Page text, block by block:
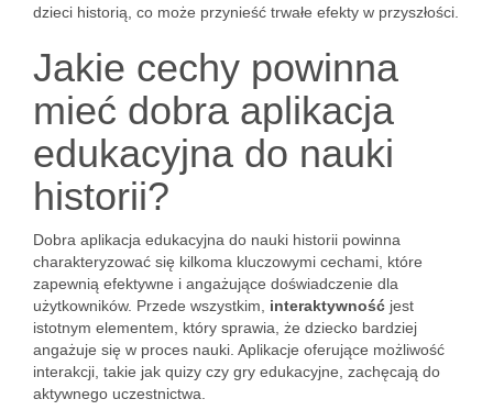
dzieci historią, co może przynieść trwałe efekty w przyszłości.
Jakie cechy powinna
mieć dobra aplikacja
edukacyjna do nauki
historii?
Dobra aplikacja edukacyjna do nauki historii powinna
charakteryzować się kilkoma kluczowymi cechami, które
zapewnią efektywne i angażujące doświadczenie dla
użytkowników. Przede wszystkim, interaktywność jest
istotnym elementem, który sprawia, że dziecko bardziej
angażuje się w proces nauki. Aplikacje oferujące możliwość
interakcji, takie jak quizy czy gry edukacyjne, zachęcają do
aktywnego uczestnictwa.